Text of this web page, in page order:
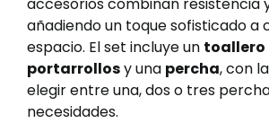
añadiendo un toque sofisticado a
espacio. El set incluye un toallero
portarrollosy una percha, con
elegir entre una, dos o tres
necesidades.